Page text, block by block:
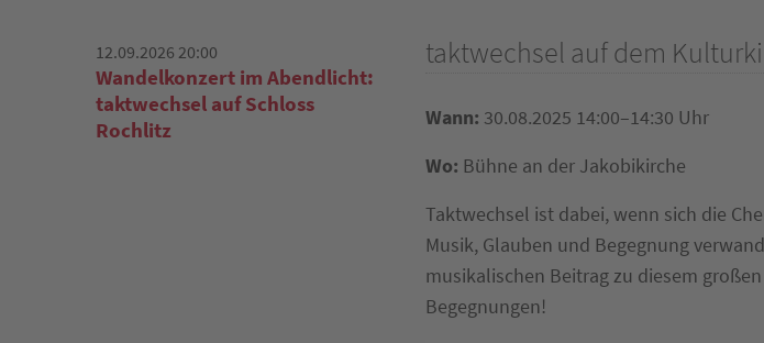
12.09.2026 20:00
Wandelkonzert im Abendlicht:
taktwechsel auf Schloss
Rochlitz
taktwechsel auf dem
Wann: 30.08.2025 14:00–14:30 Uhr
Wo: Bühne an der Jakobikirche
Taktwechsel ist dabei, wenn sich die
Musik, Glauben und Begegnung
musikalischen Beitrag zu diesem
Begegnungen!